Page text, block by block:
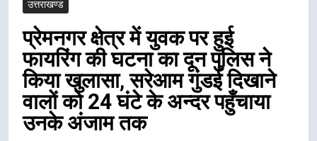
उत्तराखण्ड
प्रेमनगर क्षेत्र में युवक पर हुई
फायरिंग की घटना का दून पुलिस ने
किया खुलासा, सरेआम गुंडई दिखाने
वालों को 24 घंटे के अन्दर पहुँचाया
उनके अंजाम तक